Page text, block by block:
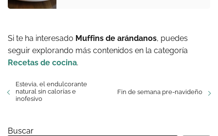
Si te ha interesado Muffins de arándanos, puedes
seguir explorando más contenidos en la categoría
Recetas de cocina.
Estevia, el endulcorante
natural sin calorías e
inofesivo
Fin de semana pre-navideño
Buscar